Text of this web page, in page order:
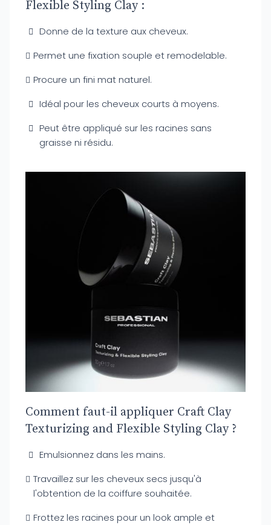
Flexible Styling Clay :
Donne de la texture aux cheveux.
Permet une fixation souple et remodelable.
Procure un fini mat naturel.
Idéal pour les cheveux courts à moyens.
Peut être appliqué sur les racines sans
graisse ni résidu.
Comment faut-il appliquer Craft Clay
Texturizing and Flexible Styling Clay ?
Emulsionnez dans les mains.
Travaillez sur les cheveux secs jusqu'à
l'obtention de la coiffure souhaitée.
Frottez les racines pour un look ample et